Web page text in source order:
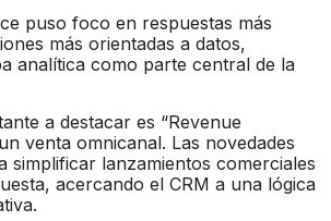
puso foco en respuestas más
más orientadas a datos,
analítica como parte central de la
a destacar es “Revenue
venta omnicanal. Las novedades
simplificar lanzamientos comerciales
acercando el CRM a una lógica